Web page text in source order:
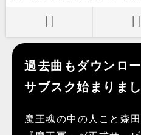
過去曲もダウンロ
サブスク始まりまし
魔王魂の中の人こと森